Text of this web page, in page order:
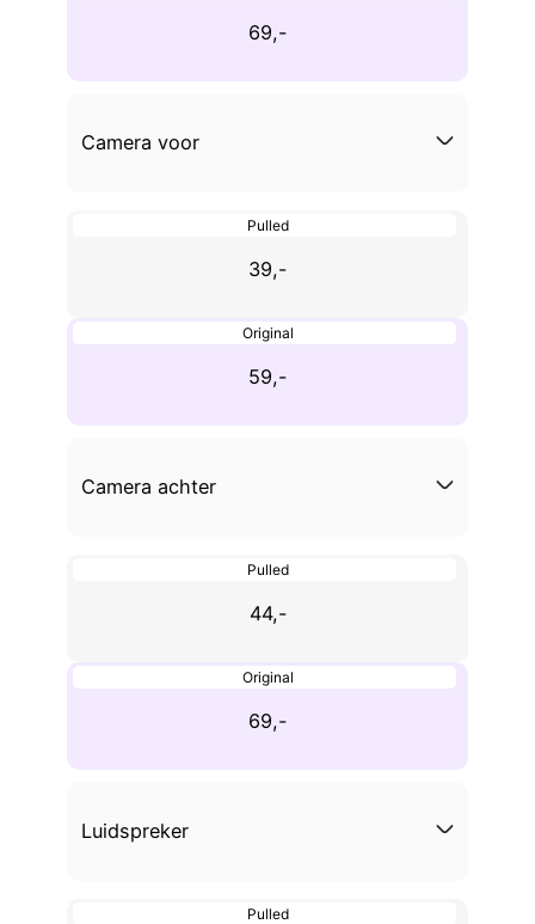
69,-
Camera voor
Pulled
39,-
Original
59,-
Camera achter
Pulled
44,-
Original
69,-
Luidspreker
Pulled